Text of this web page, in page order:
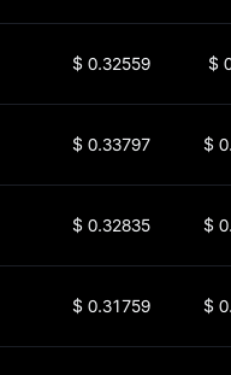
$ 0.32559 $
$ 0.33797 $
$ 0.32835 $
$ 0.31759 $